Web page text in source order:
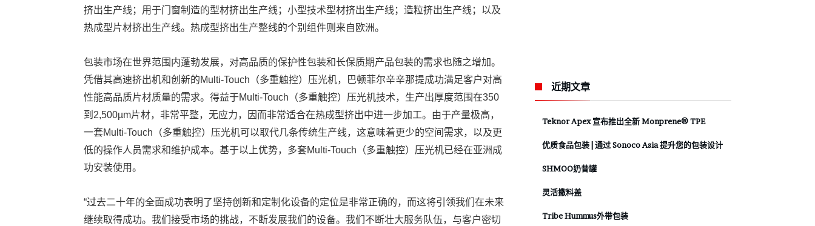
挤出生产线；用于门窗制造的型材挤出生产线；小型技术型材挤出生产线；造粒挤出生产线；以及
热成型片材挤出生产线。热成型挤出生产整线的个别组件则来自欧洲。
包装市场在世界范围内蓬勃发展，对高品质的保护性包装和长保质期产品包装的需求也随之增加。
凭借其高速挤出机和创新的Multi-Touch（多重触控）压光机，巴顿菲尔辛辛那提成功满足客户对高
性能高品质片材质量的需求。得益于Multi-Touch（多重触控）压光机技术，生产出厚度范围在350
到2,500µm片材，非常平整，无应力，因而非常适合在热成型挤出中进一步加工。由于产量极高，
一套Multi-Touch（多重触控）压光机可以取代几条传统生产线，这意味着更少的空间需求，以及更
低的操作人员需求和维护成本。基于以上优势，多套Multi-Touch（多重触控）压光机已经在亚洲成
功安装使用。
“过去二十年的全面成功表明了坚持创新和定制化设备的定位是非常正确的，而这将引领我们在未来
继续取得成功。我们接受市场的挑战，不断发展我们的设备。我们不断壮大服务队伍，与客户密切
近期文章
Teknor Apex 宣布推出全新 Monprene® TPE
优质食品包装 | 通过 Sonoco Asia 提升您的包装设计
SHMOO奶昔罐
灵活撒料盖
Tribe Hummus外带包装